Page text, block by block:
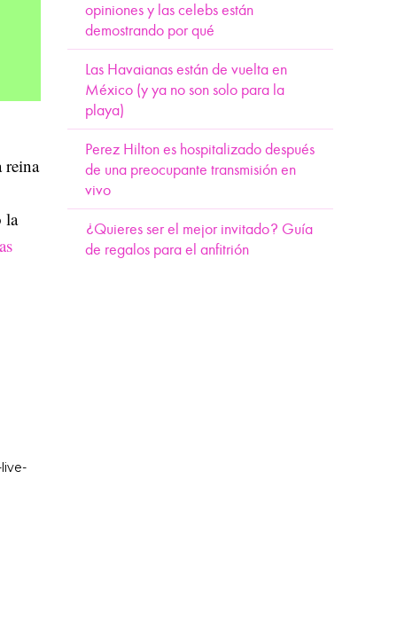
opiniones y las celebs están
demostrando por qué
Las Havaianas están de vuelta en
México (y ya no son solo para la
playa)
Perez Hilton es hospitalizado después
de una preocupante transmisión en
vivo
¿Quieres ser el mejor invitado? Guía
de regalos para el anfitrión
reina
la